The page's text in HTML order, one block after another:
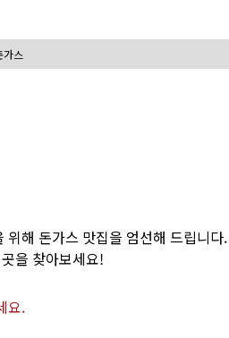
가스
해 돈가스 맛집을 엄선해 드립니다.
을 찾아보세요!
요.